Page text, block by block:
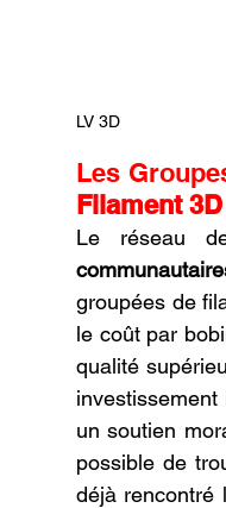
LV 3D
Les
Filament
Le réseau
groupées de
le coût par
qualité
un soutien
possible de
déjà rencontré